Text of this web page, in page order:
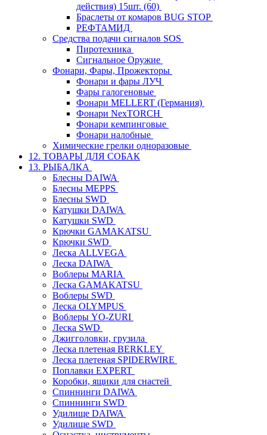
действия) 15шт. (60)
Браслеты от комаров BUG STOP
РЕФТАМИД
Средства подачи сигналов SOS
Пиротехника
Сигнальное Оружие
Фонари, Фары, Прожекторы
Фонари и фары ЛУЧ
Фары галогеновые
Фонари MELLERT (Германия)
Фонари NexTORCH
Фонари кемпинговые
Фонари налобные
Химические грелки одноразовые
12. ТОВАРЫ ДЛЯ СОБАК
13. РЫБАЛКА
Блесны DAIWA
Блесны MEPPS
Блесны SWD
Катушки DAIWA
Катушки SWD
Крючки GAMAKATSU
Крючки SWD
Леска ALLVEGA
Леска DAIWA
Воблеры MARIA
Леска GAMAKATSU
Воблеры SWD
Леска OLYMPUS
Воблеры YO-ZURI
Леска SWD
Джигголовки, грузила
Леска плетеная BERKLEY
Леска плетеная SPIDERWIRE
Поплавки EXPERT
Коробки, ящики для снастей
Спиннинги DAIWA
Спиннинги SWD
Удилище DAIWA
Удилище SWD